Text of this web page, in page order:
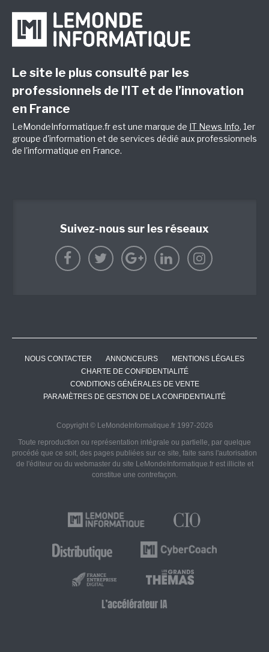
Le site le plus consulté par les
professionnels de l’IT et de l’innovation
en France
LeMondeInformatique.fr est une marque de IT News Info, 1er
groupe d'information et de services dédié aux professionnels
de l'informatique en France.
Suivez-nous sur les réseaux
NOUS CONTACTER ANNONCEURS
MENTIONS LÉGALES
CHARTE DE CONFIDENTIALITÉ
CONDITIONS GÉNÉRALES DE VENTE
PARAMÈTRES DE GESTION DE LA CONFIDENTIALITÉ
Copyright © LeMondeInformatique.fr 1997-2026
Toute reproduction ou représentation intégrale ou partielle, par quelque
procédé que ce soit, des pages publiées sur ce site, faite sans l'autorisation
de l'éditeur ou du webmaster du site LeMondeInformatique.fr est illicite et
constitue une contrefaçon.